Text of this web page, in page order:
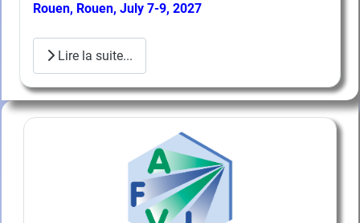
Rouen, Rouen, July 7-9, 2027
Lire la suite...